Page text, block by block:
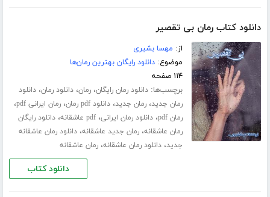
دانلود کتاب رمان بی تقصیر
از: مهسا بشیری
موضوع:دانلود رایگان بهترین رمان‌ها
۱۱۴ صفحه
برچسب‌ها:دانلود رمان رایگان،رمان،دانلود رمان،دانلود
رمان جدید،رمان جدید،دانلود pdf رمان ،رمان ایرانی pdf ،
رمان pdf ،دانلود رمان ایرانی،pdf عاشقانه ،دانلود رایگان
رمان عاشقانه،رمان جدید عاشقانه،دانلود رمان عاشقانه
جدید،دانلود رمان عاشقانه،رمان عاشقانه
دانلود کتاب